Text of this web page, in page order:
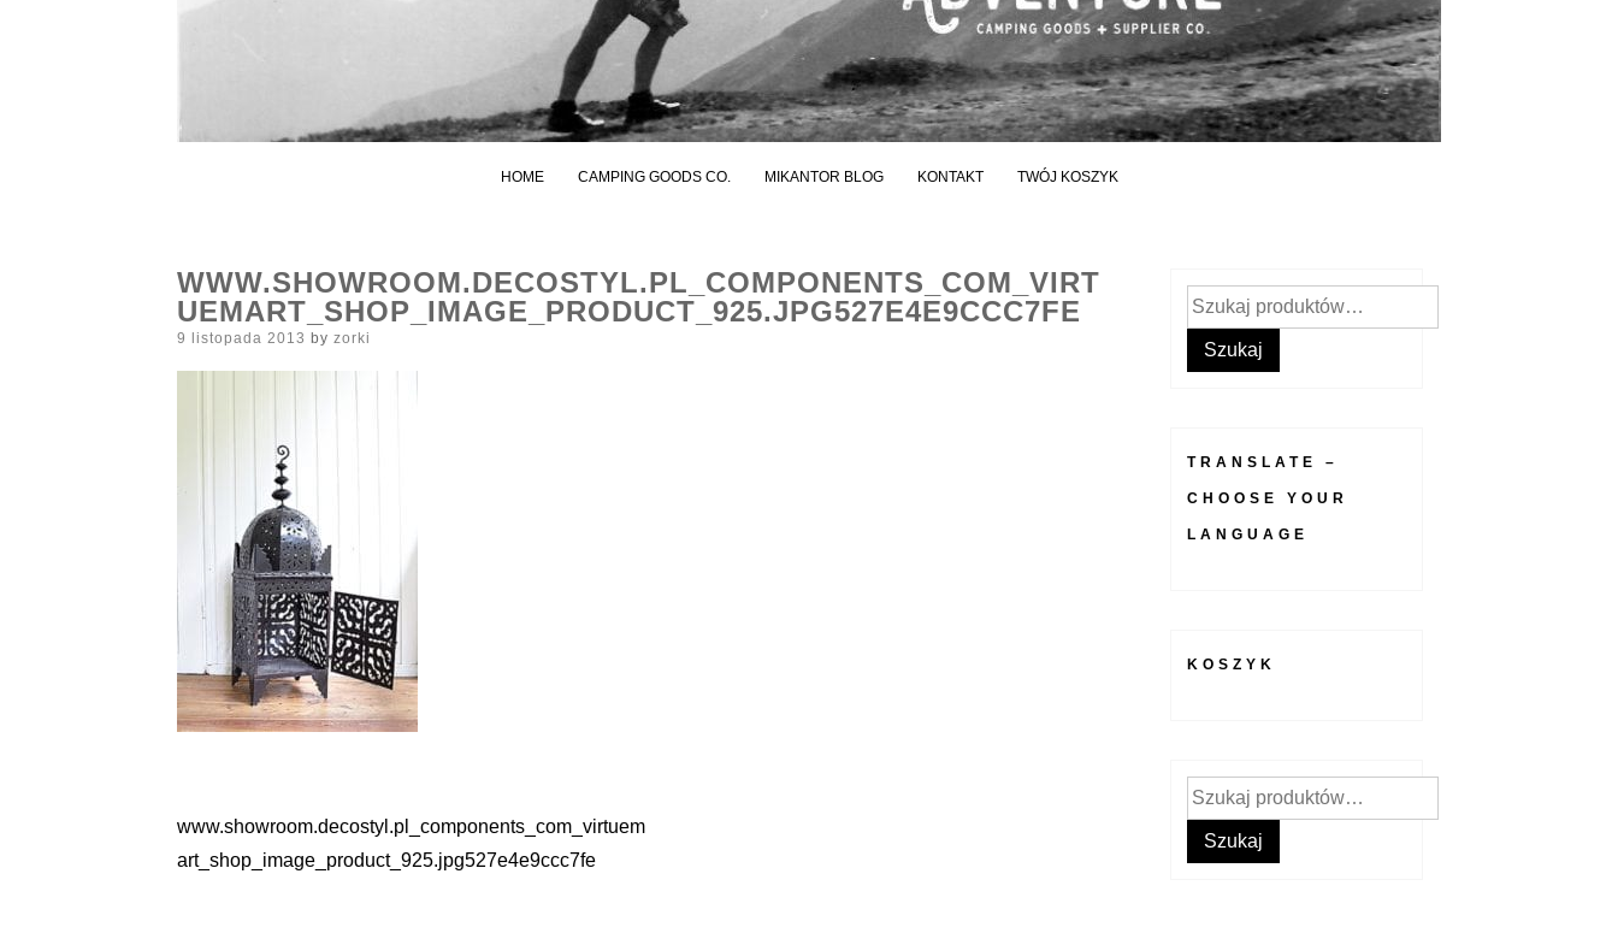
HOME CAMPING GOODS CO. MIKANTOR BLOG KONTAKT TWÓJ KOSZYK
WWW.SHOWROOM.DECOSTYL.PL_COMPONENTS_COM_VIRT
UEMART_SHOP_IMAGE_PRODUCT_925.JPG527E4E9CCC7FE
Posted
9 listopada 2013 by zorki
Nawigacja
www.showroom.decostyl.pl_components_com_virtuem
art_shop_image_product_925.jpg527e4e9ccc7fe
Szukaj:
Szukaj
TRANSLATE –
CHOOSE YOUR
LANGUAGE
KOSZYK
Szukaj:
Szukaj